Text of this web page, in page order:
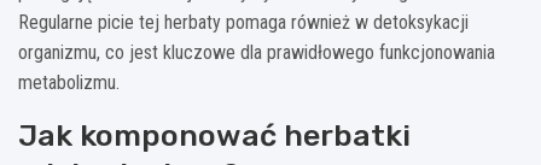
Regularne picie tej herbaty pomaga również w detoksykacji
organizmu, co jest kluczowe dla prawidłowego funkcjonowania
metabolizmu.
Jak komponować herbatki